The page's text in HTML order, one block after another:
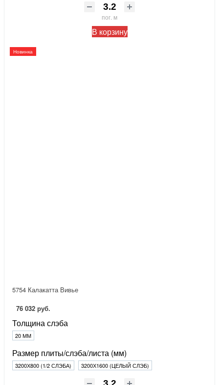
пог. м
В корзину
Новинка
5754 Калакатта Вивье
76 032 руб.
Толщина слэба
20 ММ
Размер плиты/слэба/листа (мм)
3200Х800 (1/2 СЛЭБА) 3200Х1600 (ЦЕЛЫЙ СЛЭБ)